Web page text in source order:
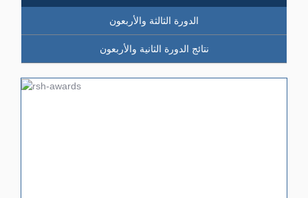
الدورة الثالثة والأربعون
نتائج الدورة الثانية والأربعون